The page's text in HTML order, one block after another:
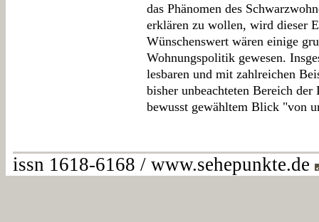
das Phänomen des
erklären zu wollen, wird dieser
Wünschenswert wären einige
Wohnungspolitik gewesen.
lesbaren und mit zahlreichen
bisher unbeachteten Bereich
bewusst gewähltem Blick "von
issn 1618-6168 / www.sehepunkte.de